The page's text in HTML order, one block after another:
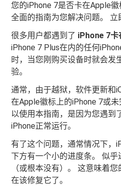
您的iPhone 7是否卡在Apple
全面的指南为您解决问题。 立
很多用户都遇到了 iPhone 7卡
iPhone 7 Plus在内的任何
时，当您刚购买设备时就会发
验。
通常，由于越狱，软件更新和
在Apple徽标上的iPhone 7或
以使用本指南，是因为您遇到
iPhone正常运行。
有了这个问题，通常情况下，
下方有一个小的进度条。 似
（或根本没有）。 这意味着
在该修复它了。